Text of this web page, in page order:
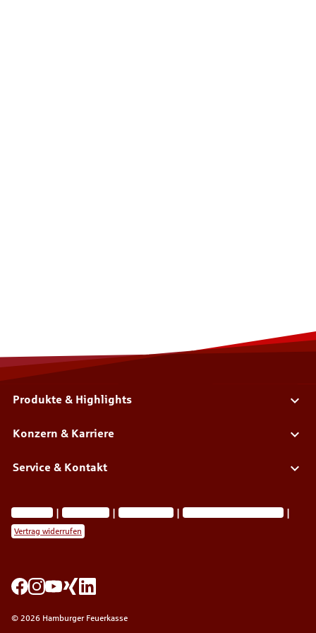
Produkte & Highlights
Konzern & Karriere
Service & Kontakt
Impressum Datenschutz Barrierefreiheit
Privatsphäre-Einstellungen
Vertrag widerrufen